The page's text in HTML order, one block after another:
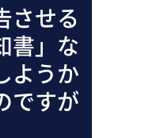
させる
書」な
ようか
ですが